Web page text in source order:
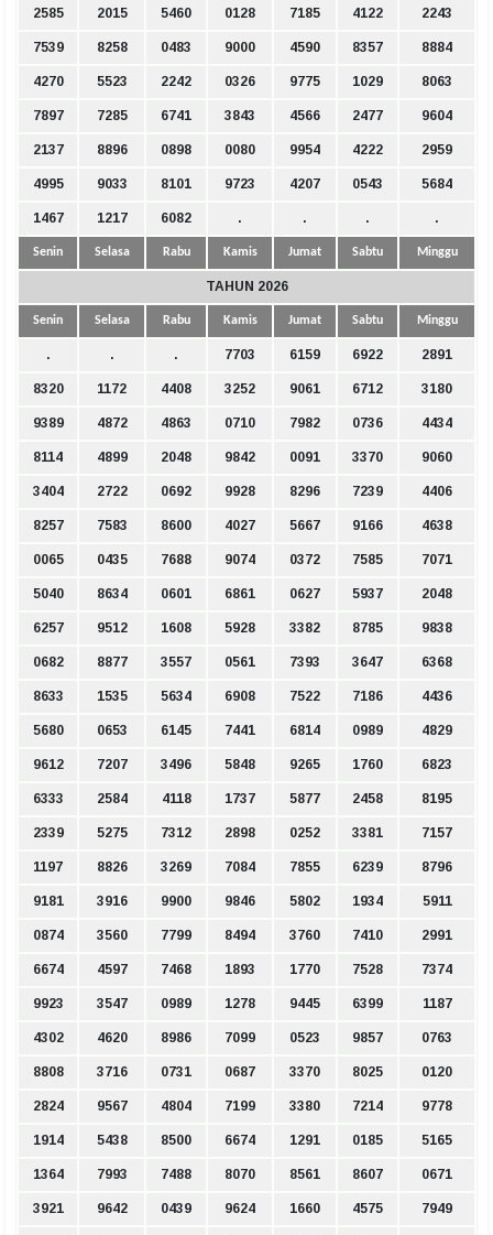
2585 2015 5460 0128 7185 4122 2243
7539 8258 0483 9000 4590 8357 8884
4270 5523 2242 0326 9775 1029 8063
7897 7285 6741 3843 4566 2477 9604
2137 8896 0898 0080 9954 4222 2959
4995 9033 8101 9723 4207 0543 5684
1467 1217 6082 . . . .
Senin Selasa Rabu Kamis Jumat Sabtu Minggu
TAHUN 2026
Senin Selasa Rabu Kamis Jumat Sabtu Minggu
. . . 7703 6159 6922 2891
8320 1172 4408 3252 9061 6712 3180
9389 4872 4863 0710 7982 0736 4434
8114 4899 2048 9842 0091 3370 9060
3404 2722 0692 9928 8296 7239 4406
8257 7583 8600 4027 5667 9166 4638
0065 0435 7688 9074 0372 7585 7071
5040 8634 0601 6861 0627 5937 2048
6257 9512 1608 5928 3382 8785 9838
0682 8877 3557 0561 7393 3647 6368
8633 1535 5634 6908 7522 7186 4436
5680 0653 6145 7441 6814 0989 4829
9612 7207 3496 5848 9265 1760 6823
6333 2584 4118 1737 5877 2458 8195
2339 5275 7312 2898 0252 3381 7157
1197 8826 3269 7084 7855 6239 8796
9181 3916 9900 9846 5802 1934 5911
0874 3560 7799 8494 3760 7410 2991
6674 4597 7468 1893 1770 7528 7374
9923 3547 0989 1278 9445 6399 1187
4302 4620 8986 7099 0523 9857 0763
8808 3716 0731 0687 3370 8025 0120
2824 9567 4804 7199 3380 7214 9778
1914 5438 8500 6674 1291 0185 5165
1364 7993 7488 8070 8561 8607 0671
3921 9642 0439 9624 1660 4575 7949